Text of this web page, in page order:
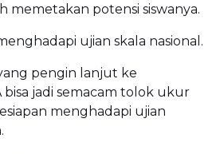
memetakan potensi siswanya.
ujian skala nasional.
pengin lanjut ke
bisa jadi semacam tolok ukur
menghadapi ujian